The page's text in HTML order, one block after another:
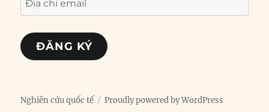
chỉ
email
ĐĂNG KÝ
Nghiên cứu quốc tế Proudly powered by WordPress